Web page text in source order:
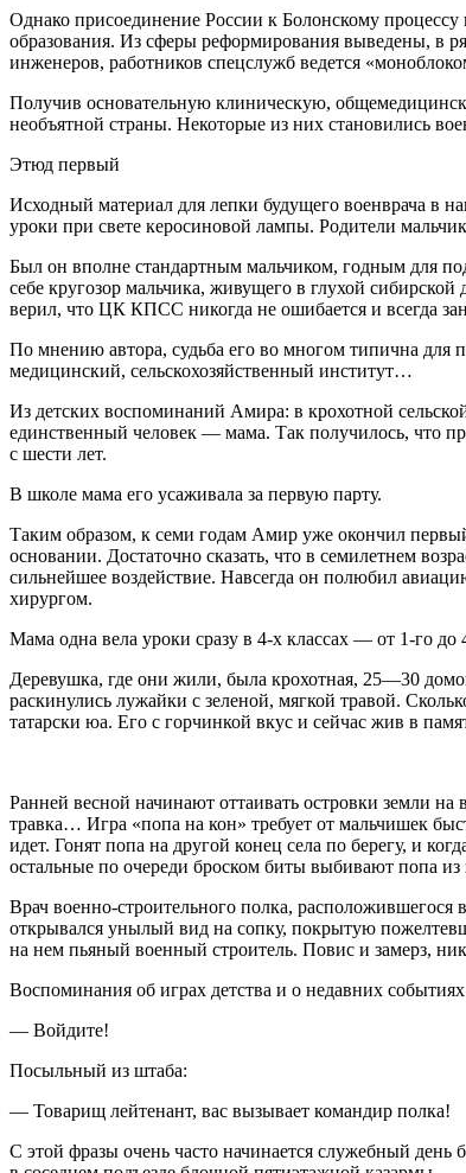
Однако присоединение России к Болонскому
образования. Из сферы реформирования выведены, в
инженеров, работников спецслужб ведется
Получив основательную клиническую,
необъятной страны. Некоторые из них становились
Этюд первый
Исходный материал для лепки будущего военврача в
уроки при свете керосиновой лампы. Родители
Был он вполне стандартным мальчиком, годным для
себе кругозор мальчика, живущего в глухой
верил, что ЦК КПСС никогда не ошибается и всегда
По мнению автора, судьба его во многом типична для
медицинский, сельскохозяйственный институт…
Из детских воспоминаний Амира: в крохотной
единственный человек — мама. Так получилось, что
с шести лет.
В школе мама его усаживала за первую парту.
Таким образом, к семи годам Амир уже окончил
основании. Достаточно сказать, что в семилетнем
сильнейшее воздействие. Навсегда он полюбил
хирургом.
Мама одна вела уроки сразу в 4-х классах — от 1-го
Деревушка, где они жили, была крохотная, 25—30
раскинулись лужайки с зеленой, мягкой травой.
татарски юа. Его с горчинкой вкус и сейчас жив в
Ранней весной начинают оттаивать островки земли
травка… Игра «попа на кон» требует от мальчишек
идет. Гонят попа на другой конец села по берегу, и
остальные по очереди броском биты выбивают попа
Врач военно-строительного полка,
открывался унылый вид на сопку, покрытую
на нем пьяный военный строитель. Повис и замерз,
Воспоминания об играх детства и о недавних
— Войдите!
Посыльный из штаба:
— Товарищ лейтенант, вас вызывает командир полка!
С этой фразы очень часто начинается служебный